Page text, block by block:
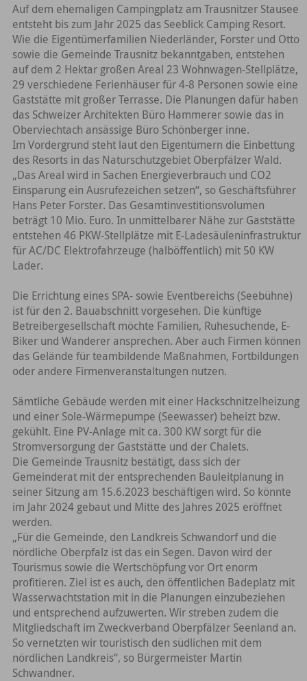
Auf dem ehemaligen Campingplatz am Trausnitzer Stausee
entsteht bis zum Jahr 2025 das Seeblick Camping Resort.
Wie die Eigentümerfamilien Niederländer, Forster und Otto
sowie die Gemeinde Trausnitz bekanntgaben, entstehen
auf dem 2 Hektar großen Areal 23 Wohnwagen-Stellplätze,
29 verschiedene Ferienhäuser für 4-8 Personen sowie eine
Gaststätte mit großer Terrasse. Die Planungen dafür haben
das Schweizer Architekten Büro Hammerer sowie das in
Oberviechtach ansässige Büro Schönberger inne.
Im Vordergrund steht laut den Eigentümern die Einbettung
des Resorts in das Naturschutzgebiet Oberpfälzer Wald.
„Das Areal wird in Sachen Energieverbrauch und CO2
Einsparung ein Ausrufezeichen setzen“, so Geschäftsführer
Hans Peter Forster. Das Gesamtinvestitionsvolumen
beträgt 10 Mio. Euro. In unmittelbarer Nähe zur Gaststätte
entstehen 46 PKW-Stellplätze mit E-Ladesäuleninfrastruktur
für AC/DC Elektrofahrzeuge (halböffentlich) mit 50 KW
Lader.
Die Errichtung eines SPA- sowie Eventbereichs (Seebühne)
ist für den 2. Bauabschnitt vorgesehen. Die künftige
Betreibergesellschaft möchte Familien, Ruhesuchende, E-
Biker und Wanderer ansprechen. Aber auch Firmen können
das Gelände für teambildende Maßnahmen, Fortbildungen
oder andere Firmenveranstaltungen nutzen.
Sämtliche Gebäude werden mit einer Hackschnitzelheizung
und einer Sole-Wärmepumpe (Seewasser) beheizt bzw.
gekühlt. Eine PV-Anlage mit ca. 300 KW sorgt für die
Stromversorgung der Gaststätte und der Chalets.
Die Gemeinde Trausnitz bestätigt, dass sich der
Gemeinderat mit der entsprechenden Bauleitplanung in
seiner Sitzung am 15.6.2023 beschäftigen wird. So könnte
im Jahr 2024 gebaut und Mitte des Jahres 2025 eröffnet
werden.
„Für die Gemeinde, den Landkreis Schwandorf und die
nördliche Oberpfalz ist das ein Segen. Davon wird der
Tourismus sowie die Wertschöpfung vor Ort enorm
profitieren. Ziel ist es auch, den öffentlichen Badeplatz mit
Wasserwachtstation mit in die Planungen einzubeziehen
und entsprechend aufzuwerten. Wir streben zudem die
Mitgliedschaft im Zweckverband Oberpfälzer Seenland an.
So vernetzten wir touristisch den südlichen mit dem
nördlichen Landkreis“, so Bürgermeister Martin
Schwandner.